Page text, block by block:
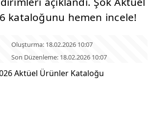
kataloğunu hemen incele!
Oluşturma: 18.02.2026 10:07
Son Düzenleme: 18.02.2026 10:07